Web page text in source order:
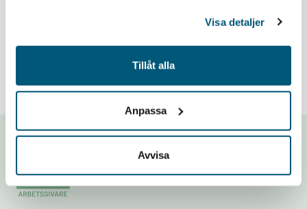
Visa detaljer
Tillåt alla
Anpassa
Avvisa